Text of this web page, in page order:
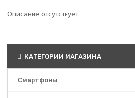
Описание отсутствует
КАТЕГОРИИ МАГАЗИНА
Смартфоны